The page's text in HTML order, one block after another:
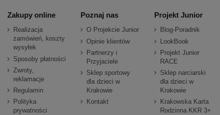
Zakupy online
Realizacja
zamówień, koszty
wysyłek
Sposoby płatności
Zwroty,
reklamacje
Regulamin
Polityka
prywatności
Poznaj nas
O Projekcie Junior
Opinie klientów
Partnerzy i
Przyjaciele
Sklep sportowy
dla dzieci w
Krakowie
Kontakt
Projekt Junior
Blog-Poradnik
LookBook
Projekt Junior
RACE
Sklep narciarski
dla dzieci w
Krakowie
Krakowska Karta
Rodzinna KKR 3+